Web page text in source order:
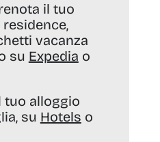
il tuo
vacanza
su Expedia o
tuo alloggio
su Hotels o